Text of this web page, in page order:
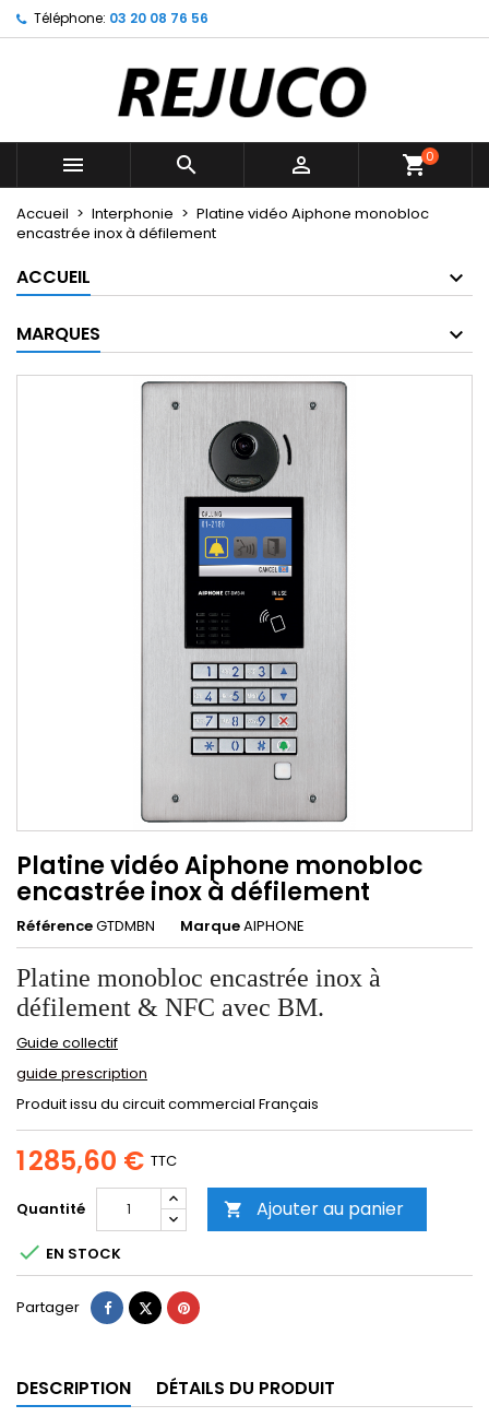
Téléphone: 03 20 08 76 56
   0
Accueil Interphonie
Platine vidéo Aiphone monobloc
encastrée inox à défilement
ACCUEIL
MARQUES
Platine vidéo Aiphone monobloc
encastrée inox à défilement
RéférenceGTDMBN MarqueAIPHONE
Platine monobloc encastrée inox à
défilement & NFC avec BM.
Guide collectif
guide prescription
Produit issu du circuit commercial Français
1 285,60 € TTC
Quantité  Ajouter au panier
 EN STOCK
Partager PartagerTweetPinterest
DESCRIPTION DÉTAILS DU PRODUIT
Mes listes d'envies ×
((title)) ×
((cancelText)) ((createText))
Connexion ×
Vous devez être connecté pour ajouter des produits
à votre liste d'envies.
((cancelText)) ((loginText))